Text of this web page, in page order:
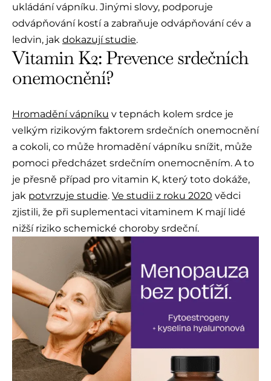
ukládání vápníku. Jinými slovy, podporuje
odvápňování kostí a zabraňuje odvápňování cév a
ledvin, jak dokazují studie.
Vitamin K2: Prevence srdečních
onemocnění?
Hromadění vápníku v tepnách kolem srdce je
velkým rizikovým faktorem srdečních onemocnění
a cokoli, co může hromadění vápníku snížit, může
pomoci předcházet srdečním onemocněním. A to
je přesně případ pro vitamin K, který toto dokáže,
jak potvrzuje studie. Ve studii z roku 2020 vědci
zjistili, že při suplementaci vitaminem K mají lidé
nižší riziko schemické choroby srdeční.